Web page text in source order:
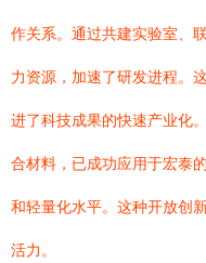
作关系。通过共建实验室、
力资源，加速了研发进程。
进了科技成果的快速产业化
合材料，已成功应用于宏泰
和轻量化水平。这种开放创
活力。